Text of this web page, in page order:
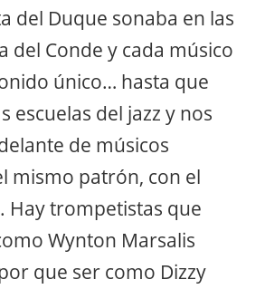
del Duque sonaba en las
del Conde y cada músico
único… hasta que
escuelas del jazz y nos
de músicos
mismo patrón, con el
Hay trompetistas que
Wynton Marsalis
que ser como Dizzy